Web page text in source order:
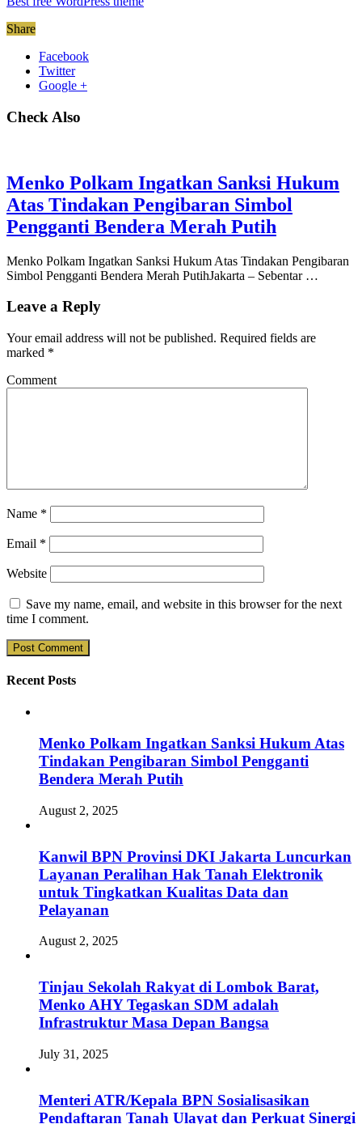
Share
Facebook
Twitter
Google +
Check Also
Menko Polkam Ingatkan Sanksi Hukum
Atas Tindakan Pengibaran Simbol
Pengganti Bendera Merah Putih
Menko Polkam Ingatkan Sanksi Hukum Atas Tindakan Pengibaran
Simbol Pengganti Bendera Merah PutihJakarta – Sebentar …
Leave a Reply
Your email address will not be published. Required fields are
marked *
Comment
Name *
Email *
Website
Save my name, email, and website in this browser for the next
time I comment.
Recent Posts
Menko Polkam Ingatkan Sanksi Hukum Atas
Tindakan Pengibaran Simbol Pengganti
Bendera Merah Putih
August 2, 2025
Kanwil BPN Provinsi DKI Jakarta Luncurkan
Layanan Peralihan Hak Tanah Elektronik
untuk Tingkatkan Kualitas Data dan
Pelayanan
August 2, 2025
Tinjau Sekolah Rakyat di Lombok Barat,
Menko AHY Tegaskan SDM adalah
Infrastruktur Masa Depan Bangsa
July 31, 2025
Menteri ATR/Kepala BPN Sosialisasikan
Pendaftaran Tanah Ulayat dan Perkuat Sinergi